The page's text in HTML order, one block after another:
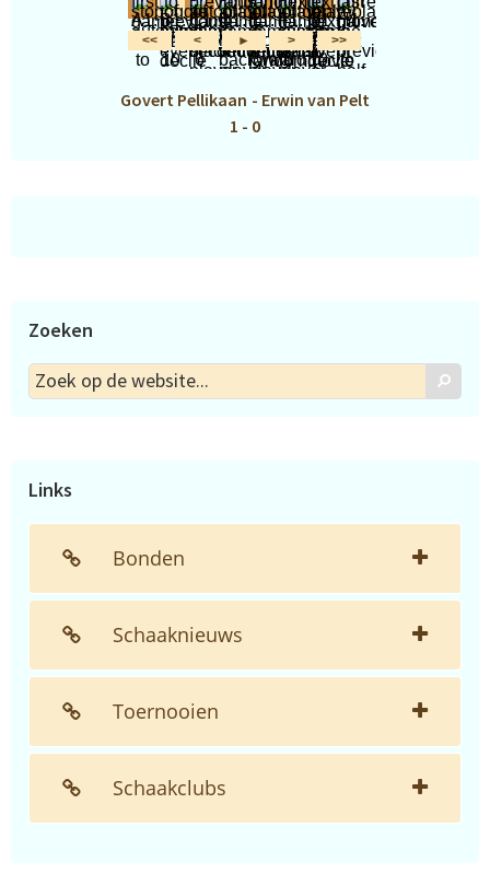
Govert Pellikaan - Erwin van Pelt
1 - 0
Zoeken
Zoek
op
Zoek
Links
Bonden
Schaaknieuws
Toernooien
Schaakclubs